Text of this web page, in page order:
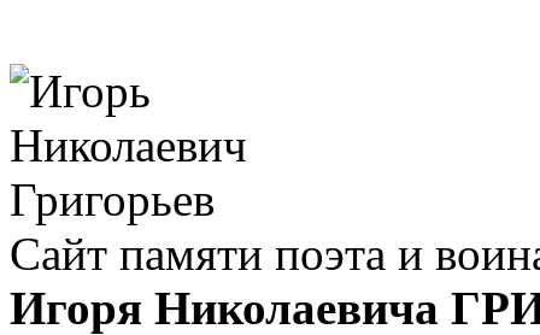
Сайт памяти поэта и
Игоря Николаевича